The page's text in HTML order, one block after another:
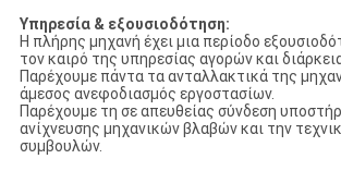
Υπηρεσία & εξουσιοδότηση:
Η πλήρης μηχανή έχει μια περίοδο
τον καιρό της υπηρεσίας αγορών και
Παρέχουμε πάντα τα ανταλλακτικά της
άμεσος ανεφοδιασμός εργοστασίων.
Παρέχουμε τη σε απευθείας σύνδεση
ανίχνευσης μηχανικών βλαβών και την
συμβουλών.